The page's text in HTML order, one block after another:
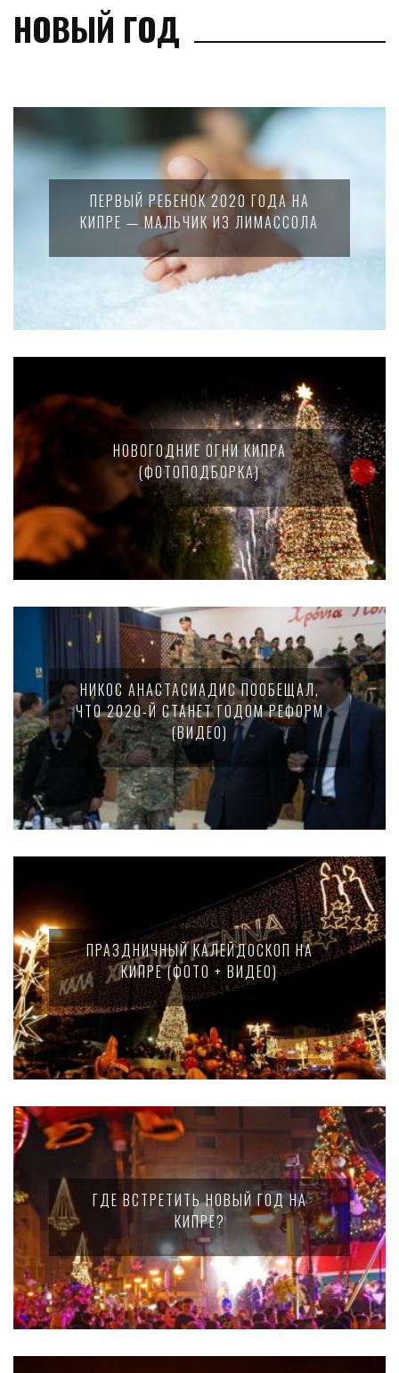
НОВЫЙ ГОД
ПЕРВЫЙ РЕБЕНОК 2020 ГОДА НА
КИПРЕ — МАЛЬЧИК ИЗ ЛИМАССОЛА
НОВОГОДНИЕ ОГНИ КИПРА
(ФОТОПОДБОРКА)
НИКОС АНАСТАСИАДИС ПООБЕЩАЛ,
ЧТО 2020-Й СТАНЕТ ГОДОМ РЕФОРМ
(ВИДЕО)
ПРАЗДНИЧНЫЙ КАЛЕЙДОСКОП НА
КИПРЕ (ФОТО + ВИДЕО)
ГДЕ ВСТРЕТИТЬ НОВЫЙ ГОД НА
КИПРЕ?